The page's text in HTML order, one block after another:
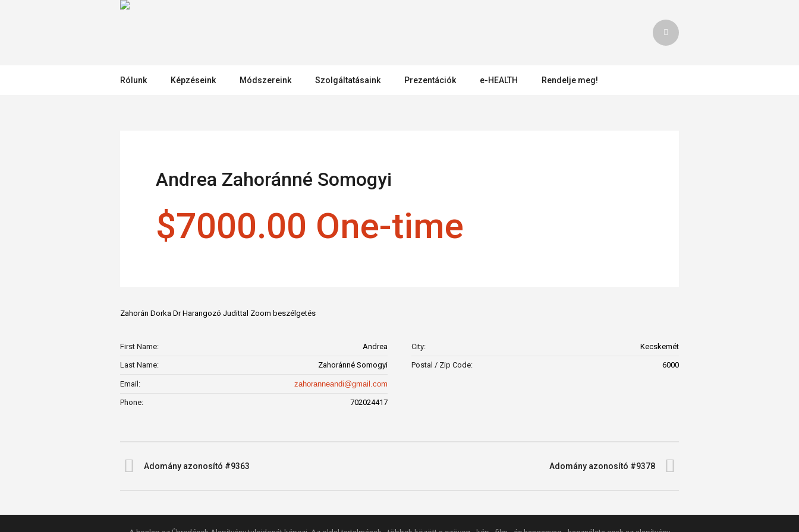
Rólunk Képzéseink Módszereink Szolgáltatásaink Prezentációk e-HEALTH Rendelje meg!
Andrea Zahoránné Somogyi
$7000.00 One-time
Zahorán Dorka Dr Harangozó Judittal Zoom beszélgetés
First Name: Andrea
Last Name: Zahoránné Somogyi
Email: zahoranneandi@gmail.com
Phone: 702024417
City: Kecskemét
Postal / Zip Code: 6000
Adomány azonosító #9378
Adomány azonosító #9363